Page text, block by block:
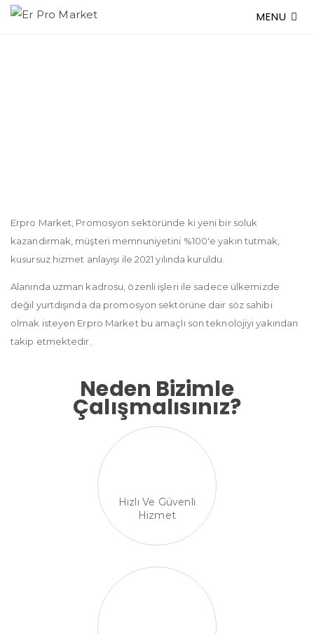
MENU
Erpro Market, Promosyon sektöründe ki yeni bir soluk
kazandırmak, müşteri memnuniyetini %100'e yakın tutmak,
kusursuz hizmet anlayışı ile 2021 yılında kuruldu.
Alanında uzman kadrosu, özenli işleri ile sadece ülkemizde
değil yurtdışında da promosyon sektörüne dair söz sahibi
olmak isteyen Erpro Market bu amaçlı son teknolojiyi yakından
takip etmektedir.
Neden Bizimle
Çalışmalısınız?
Hızlı Ve Güvenli
Hizmet